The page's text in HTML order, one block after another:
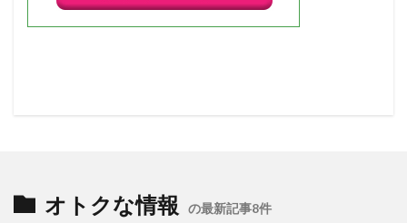
オトクな情報 の最新記事8件